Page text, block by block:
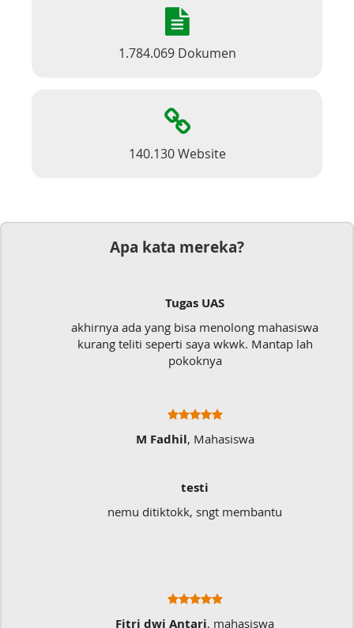
1.784.069 Dokumen
140.130 Website
Apa kata mereka?
Tugas UAS
akhirnya ada yang bisa menolong mahasiswa
kurang teliti seperti saya wkwk. Mantap lah
pokoknya
M Fadhil, Mahasiswa
testi
nemu ditiktokk, sngt membantu
Fitri dwi Antari, mahasiswa